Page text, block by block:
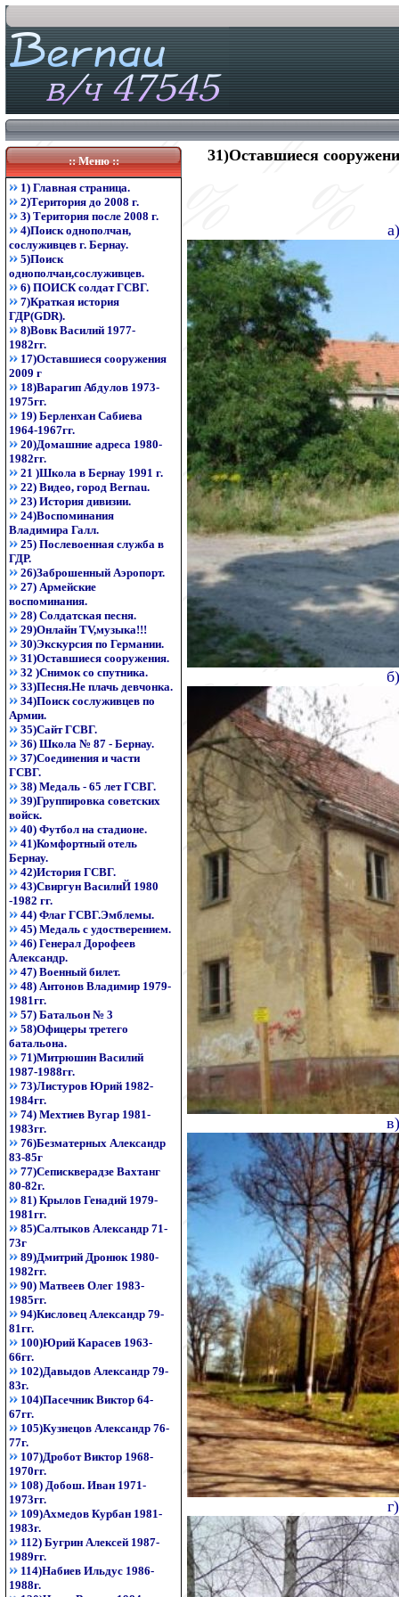
:: Меню ::
1) Главная страница.
2)Територия до 2008 г.
3) Територия после 2008 г.
4)Поиск однополчан,
сослуживцев г. Бернау.
5)Поиск
однополчан,сослуживцев.
6) ПОИСК солдат ГСВГ.
7)Краткая история
ГДР(GDR).
8)Вовк Василий 1977-
1982гг.
17)Оставшиеся сооружения
2009 г
18)Варагип Абдулов 1973-
1975гг.
19) Берленхан Сабиева
1964-1967гг.
20)Домашние адреса 1980-
1982гг.
21 )Школа в Бернау 1991 г.
22) Видео, город Bernau.
23) История дивизии.
24)Воспоминания
Владимира Галл.
25) Послевоенная служба в
ГДР.
26)Заброшенный Аэропорт.
27) Армейские
воспоминания.
28) Солдатская песня.
29)Онлайн TV,музыка!!!
30)Экскурсия по Германии.
31)Оставшиеся сооружения.
32 )Снимок со спутника.
33)Песня.Не плачь девчонка.
34)Поиск сослуживцев по
Армии.
35)Сайт ГСВГ.
36) Школа № 87 - Бернау.
37)Соединения и части
ГСВГ.
38) Медаль - 65 лет ГСВГ.
39)Группировка советских
войск.
40) Футбол на стадионе.
41)Комфортный отель
Бернау.
42)История ГСВГ.
43)Свиргун ВасилиЙ 1980
-1982 гг.
44) Флаг ГСВГ.Эмблемы.
45) Медаль с удостверением.
46) Генерал Дорофеев
Александр.
47) Военный билет.
48) Антонов Владимир 1979-
1981гг.
57) Батальон № 3
58)Офицеры третего
батальона.
71)Митрюшин Василий
1987-1988гг.
73)Листуров Юрий 1982-
1984гг.
74) Мехтиев Вугар 1981-
1983гг.
76)Безматерных Александр
83-85г
77)Сепискверадзе Вахтанг
80-82г.
81) Крылов Генадий 1979-
1981гг.
85)Салтыков Александр 71-
73г
89)Дмитрий Дронюк 1980-
1982гг.
90) Матвеев Олег 1983-
1985гг.
94)Кисловец Александр 79-
81гг.
100)Юрий Карасев 1963-
66гг.
102)Давыдов Александр 79-
83г.
104)Пасечник Виктор 64-
67гг.
105)Кузнецов Александр 76-
77г.
107)Дробот Виктор 1968-
1970гг.
108) Добош. Иван 1971-
1973гг.
109)Ахмедов Курбан 1981-
1983г.
112) Бугрин Алексей 1987-
1989гг.
114)Набиев Ильдус 1986-
1988г.
31)Оставшиеся